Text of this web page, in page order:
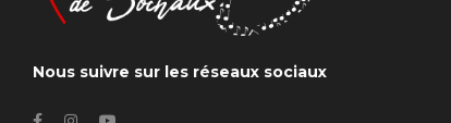
Nous suivre sur les réseaux sociaux